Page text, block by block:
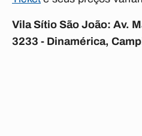
Vila Sítio São João: Av.
3233 - Dinamérica,